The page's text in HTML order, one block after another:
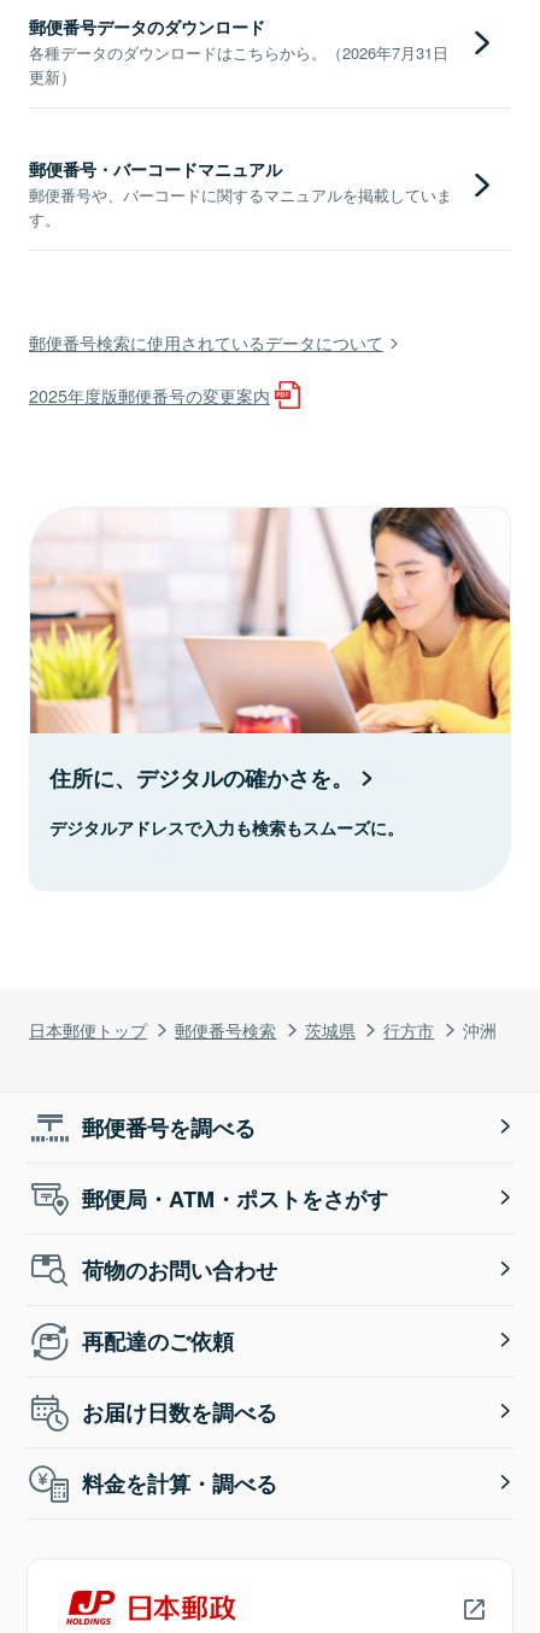
日本郵便トップ 郵便番号検索 茨城県 行方市 沖洲
郵便番号データのダウンロード
各種データのダウンロードはこちらから。（2026年7月31日
更新）
郵便番号・バーコードマニュアル
郵便番号や、バーコードに関するマニュアルを掲載していま
す。
郵便番号検索に使用されているデータについて
2025年度版郵便番号の変更案内
住所に、デジタルの確かさを。
デジタルアドレスで入力も検索もスムーズに。
郵便番号を調べる
郵便局・ATM・ポストをさがす
荷物のお問い合わせ
再配達のご依頼
お届け日数を調べる
料金を計算・調べる